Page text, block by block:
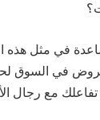
في مثل هذه
في السوق
مع رجال